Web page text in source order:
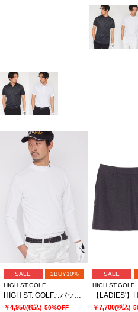
SALE
2BUY10%
HIGH ST.GOLF
HIGH ST. GOLF∴バックハニカム 長袖モックネックシャツ ＜AdE＞
￥4,950(税込) 50%OFF
SALE
HIGH ST.GOLF
￥7,700(税込)